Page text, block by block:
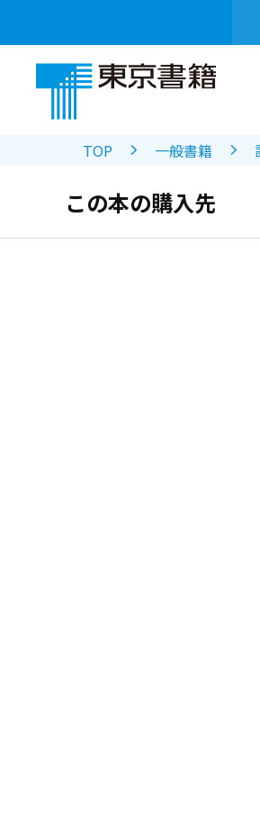
TOP 一般書籍
この本の購入先